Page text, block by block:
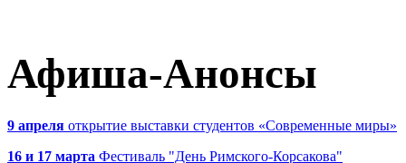
Афиша-Анонсы
9 апреля открытие выставки студентов «Современные миры»
16 и 17 марта Фестиваль "День Римского-Корсакова"